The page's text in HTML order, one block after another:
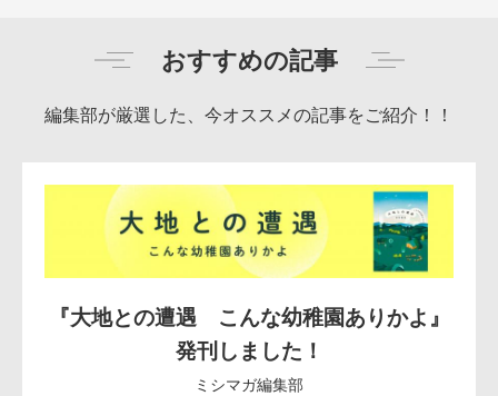
おすすめの記事
編集部が厳選した、今オススメの記事をご紹介！！
『大地との遭遇 こんな幼稚園ありかよ』
発刊しました！
ミシマガ編集部